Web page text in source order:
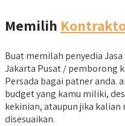
Memilih
Buat memilah penyedia
Jakarta Pusat / pemborong
Persada bagai patner anda.
budget yang kamu miliki,
kekinian, ataupun jika
disesuaikan.